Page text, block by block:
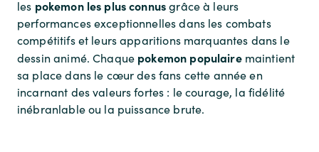
les pokemon les plus connusgrâce à leurs
performances exceptionnelles dans les combats
compétitifs et leurs apparitions marquantes dans le
dessin animé. Chaque pokemon populairemaintient
sa place dans le cœur des fans cette année en
incarnant des valeurs fortes : le courage, la fidélité
inébranlable ou la puissance brute.